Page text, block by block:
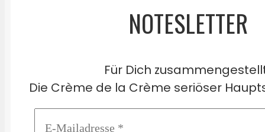
NOTESLETTER
Für Dich
Die Crème de la Crème seriöser